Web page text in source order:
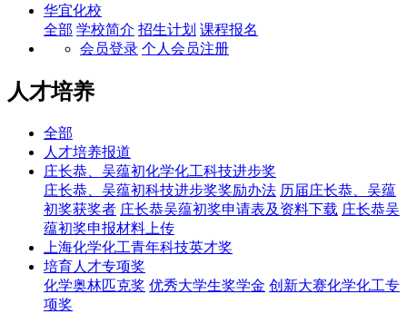
华宜化校
全部 学校简介 招生计划 课程报名
会员登录 个人会员注册
人才培养
全部
人才培养报道
庄长恭、吴蕴初化学化工科技进步奖
庄长恭、吴蕴初科技进步奖奖励办法 历届庄长恭、吴蕴
初奖获奖者 庄长恭吴蕴初奖申请表及资料下载 庄长恭吴
蕴初奖申报材料上传
上海化学化工青年科技英才奖
培育人才专项奖
化学奥林匹克奖 优秀大学生奖学金 创新大赛化学化工专
项奖